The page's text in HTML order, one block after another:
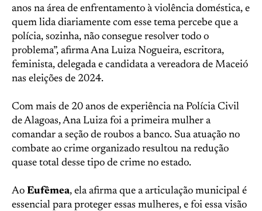
anos na área de enfrentamento à violência doméstica, e
quem lida diariamente com esse tema percebe que a
polícia, sozinha, não consegue resolver todo o
problema”, afirma Ana Luiza Nogueira, escritora,
feminista, delegada e candidata a vereadora de Maceió
nas eleições de 2024.
Com mais de 20 anos de experiência na Polícia Civil
de Alagoas, Ana Luiza foi a primeira mulher a
comandar a seção de roubos a banco. Sua atuação no
combate ao crime organizado resultou na redução
quase total desse tipo de crime no estado.
Ao Eufêmea, ela afirma que a articulação municipal é
essencial para proteger essas mulheres, e foi essa visão